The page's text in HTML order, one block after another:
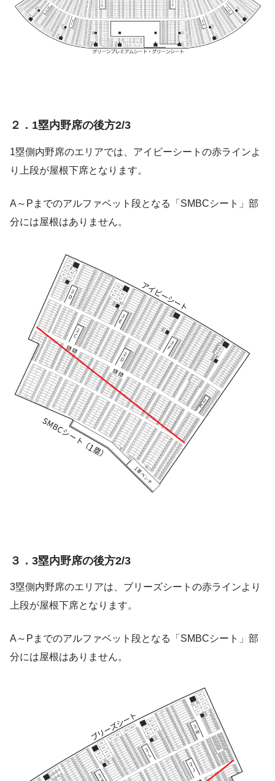
２．1塁内野席の後方2/3
1塁側内野席のエリアでは、アイビーシートの赤ラインよ
り上段が屋根下席となります。
A～Pまでのアルファベット段となる「SMBCシート」部
分には屋根はありません。
３．3塁内野席の後方2/3
3塁側内野席のエリアは、ブリーズシートの赤ラインより
上段が屋根下席となります。
A～Pまでのアルファベット段となる「SMBCシート」部
分には屋根はありません。